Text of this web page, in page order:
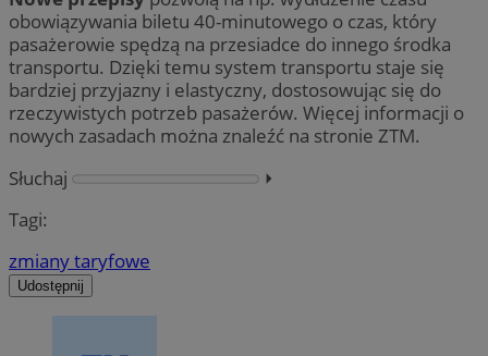
obowiązywania biletu 40-minutowego o czas, który
pasażerowie spędzą na przesiadce do innego środka
transportu. Dzięki temu system transportu staje się
bardziej przyjazny i elastyczny, dostosowując się do
rzeczywistych potrzeb pasażerów. Więcej informacji o
nowych zasadach można znaleźć na stronie ZTM.
Słuchaj
⏵︎
Tagi:
zmiany taryfowe
Udostępnij